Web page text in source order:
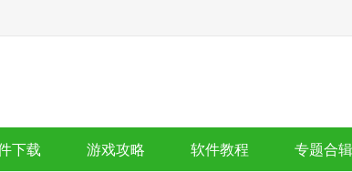
下载 游戏攻略 软件教程 专题合辑